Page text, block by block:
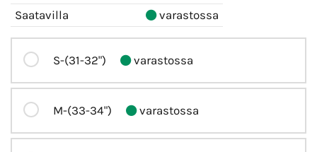
Saatavilla
varastossa
S-(31-32") varastossa
M-(33-34") varastossa